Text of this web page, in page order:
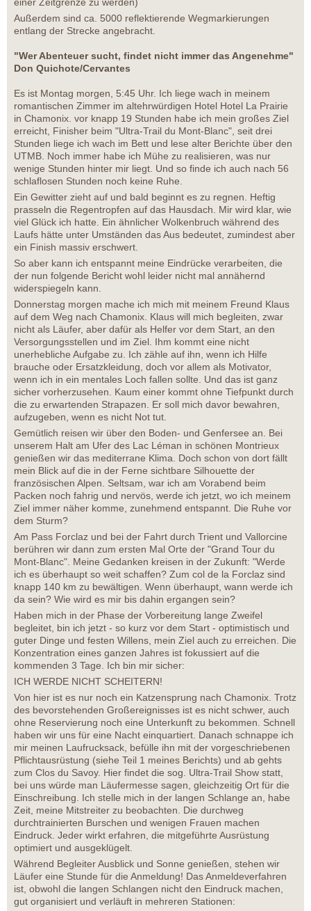
einer Zeitgrenze zu werden)
Außerdem sind ca. 5000 reflektierende Wegmarkierungen
entlang der Strecke angebracht.
"Wer Abenteuer sucht, findet nicht immer das Angenehme"
Don Quichote/Cervantes
Es ist Montag morgen, 5:45 Uhr. Ich liege wach in meinem
romantischen Zimmer im altehrwürdigen Hotel Hotel La Prairie
in Chamonix. vor knapp 19 Stunden habe ich mein großes Ziel
erreicht, Finisher beim "Ultra-Trail du Mont-Blanc", seit drei
Stunden liege ich wach im Bett und lese alter Berichte über den
UTMB. Noch immer habe ich Mühe zu realisieren, was nur
wenige Stunden hinter mir liegt. Und so finde ich auch nach 56
schlaflosen Stunden noch keine Ruhe.
Ein Gewitter zieht auf und bald beginnt es zu regnen. Heftig
prasseln die Regentropfen auf das Hausdach. Mir wird klar, wie
viel Glück ich hatte. Ein ähnlicher Wolkenbruch während des
Laufs hätte unter Umständen das Aus bedeutet, zumindest aber
ein Finish massiv erschwert.
So aber kann ich entspannt meine Eindrücke verarbeiten, die
der nun folgende Bericht wohl leider nicht mal annähernd
widerspiegeln kann.
Donnerstag morgen mache ich mich mit meinem Freund Klaus
auf dem Weg nach Chamonix. Klaus will mich begleiten, zwar
nicht als Läufer, aber dafür als Helfer vor dem Start, an den
Versorgungsstellen und im Ziel. Ihm kommt eine nicht
unerhebliche Aufgabe zu. Ich zähle auf ihn, wenn ich Hilfe
brauche oder Ersatzkleidung, doch vor allem als Motivator,
wenn ich in ein mentales Loch fallen sollte. Und das ist ganz
sicher vorherzusehen. Kaum einer kommt ohne Tiefpunkt durch
die zu erwartenden Strapazen. Er soll mich davor bewahren,
aufzugeben, wenn es nicht Not tut.
Gemütlich reisen wir über den Boden- und Genfersee an. Bei
unserem Halt am Ufer des Lac Léman in schönen Montrieux
genießen wir das mediterrane Klima. Doch schon von dort fällt
mein Blick auf die in der Ferne sichtbare Silhouette der
französischen Alpen. Seltsam, war ich am Vorabend beim
Packen noch fahrig und nervös, werde ich jetzt, wo ich meinem
Ziel immer näher komme, zunehmend entspannt. Die Ruhe vor
dem Sturm?
Am Pass Forclaz und bei der Fahrt durch Trient und Vallorcine
berühren wir dann zum ersten Mal Orte der "Grand Tour du
Mont-Blanc". Meine Gedanken kreisen in der Zukunft: "Werde
ich es überhaupt so weit schaffen? Zum col de la Forclaz sind
knapp 140 km zu bewältigen. Wenn überhaupt, wann werde ich
da sein? Wie wird es mir bis dahin ergangen sein?
Haben mich in der Phase der Vorbereitung lange Zweifel
begleitet, bin ich jetzt - so kurz vor dem Start - optimistisch und
guter Dinge und festen Willens, mein Ziel auch zu erreichen. Die
Konzentration eines ganzen Jahres ist fokussiert auf die
kommenden 3 Tage. Ich bin mir sicher:
ICH WERDE NICHT SCHEITERN!
Von hier ist es nur noch ein Katzensprung nach Chamonix. Trotz
des bevorstehenden Großereignisses ist es nicht schwer, auch
ohne Reservierung noch eine Unterkunft zu bekommen. Schnell
haben wir uns für eine Nacht einquartiert. Danach schnappe ich
mir meinen Laufrucksack, befülle ihn mit der vorgeschriebenen
Pflichtausrüstung (siehe Teil 1 meines Berichts) und ab gehts
zum Clos du Savoy. Hier findet die sog. Ultra-Trail Show statt,
bei uns würde man Läufermesse sagen, gleichzeitig Ort für die
Einschreibung. Ich stelle mich in der langen Schlange an, habe
Zeit, meine Mitstreiter zu beobachten. Die durchweg
durchtrainierten Burschen und wenigen Frauen machen
Eindruck. Jeder wirkt erfahren, die mitgeführte Ausrüstung
optimiert und ausgeklügelt.
Während Begleiter Ausblick und Sonne genießen, stehen wir
Läufer eine Stunde für die Anmeldung! Das Anmeldeverfahren
ist, obwohl die langen Schlangen nicht den Eindruck machen,
gut organisiert und verläuft in mehreren Stationen: